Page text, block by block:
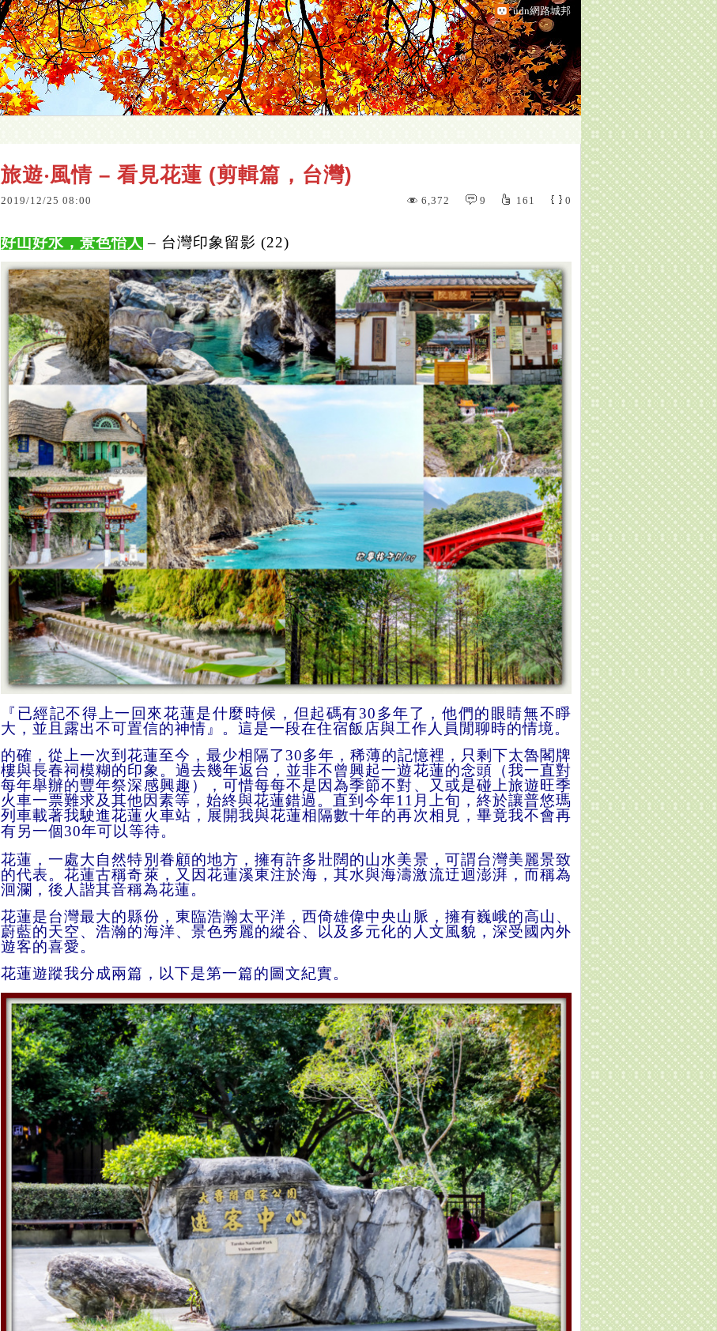
udn網路城邦
旅遊‧風情 – 看見花蓮 (剪輯篇，台灣)
2019/12/25 08 :00 6,372 9 161 0
好山好水，景色怡人 – 台灣印象留影 (22)
『 已經記不得上一回來花蓮是什麼時候， 但起碼有30多年了 ， 他們的眼睛無不睜
大 ， 並 且 露出不可置信的神情』。 這是一段在住宿飯 店與工作人員閒聊時的情境。
的確 ， 從上一次到花蓮至今 ， 最少相 隔了 30多年 ， 稀薄的記憶裡 ， 只剩下太魯閣牌
樓與長春祠模糊的印象。 過去幾年返台 ， 並非不曾興起一遊花蓮的念頭（我一直對
每年舉辦的豐年祭深感興趣 ）， 可惜每每不是因為季節不對、 又或是碰上旅遊旺季
火車一票難求及其他因素等 ， 始終與花蓮錯過。 直到 今年11 月上旬 ， 終於讓普悠瑪
列車載著我駛進花蓮火車站， 展開我與花蓮相 隔數十年的再次相見 ， 畢竟我不會再
有另一個30年可以等待。
花蓮 ，一處大自然特別眷顧的地方，擁有許多壯闊的山水美景 ， 可謂台灣美麗景致
的代表。花蓮古稱奇萊，又因花蓮溪東注於海，其水與海濤激流迂迴澎湃，而稱為
洄瀾，後人諧其音稱為花蓮。
花蓮是台灣最大的縣份 ，東臨浩瀚太平洋，西倚雄偉中央山脈， 擁有巍峨的高山、
蔚藍的天空、浩瀚的海洋、景色秀麗的縱谷、 以及多元化的人文風貌， 深受 國 內外
遊客的喜愛。
花蓮遊蹤我分成兩篇 ， 以下是第一篇的圖文紀實。